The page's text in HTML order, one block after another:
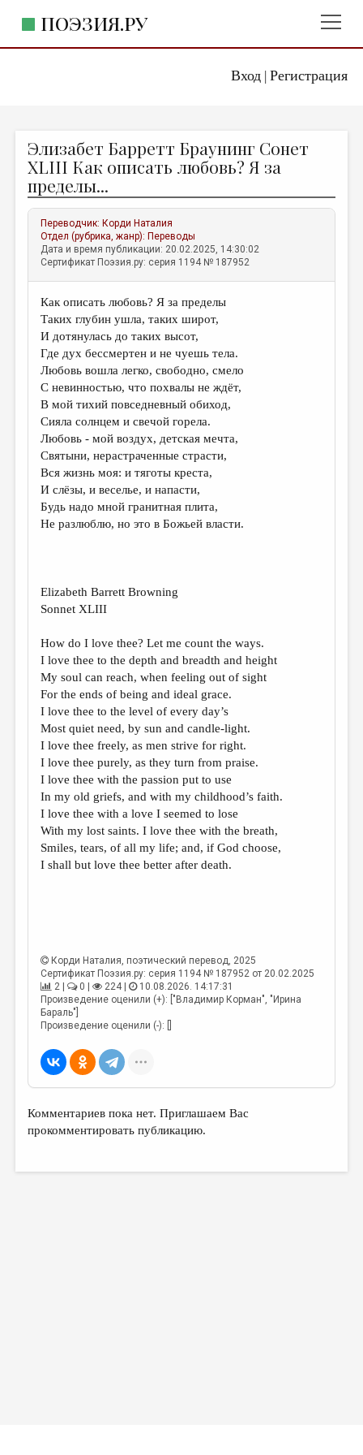
Вход| Регистрация
ПОЭЗИЯ.РУ
ЖАНРЫ
АВТОРЫ
КОММЕНТАРИИ
ЛИТСАЛОН
НОВОСТИ
ПРАВИЛА САЙТА
ОТДЕЛЫ И РУБРИКИ
ИЗБРАННОЕ
ДАЙДЖЕСТ
ПРОИЗВЕДЕНИЯ
ПЕРЕВОДЫ
КОНКУРСЫ
ДЕТСКАЯ КОМНАТА
КНИЖНАЯ ПОЛКА
СТРАНИЦЫ ПАМЯТИ
ОБЪЯВЛЕНИЯ
КОЛОНКА РЕДАКТОРА
РЕДКОЛЛЕГИЯ
ОТ РЕДАКЦИИ
МАЛАЯ ПРОЗА
ЭССЕИСТИКА
ЛИТЕРАТУРОВЕДЕНИЕ
КУЛЬТУРОВЕДЕНИЕ
ПУБЛИЦИСТИКА
МЕДИА
ВКОНТАКТЕ
Элизабет Барретт Браунинг Сонет
XLIII Как описать любовь? Я за
пределы...
Переводчик: Корди Наталия
Отдел (рубрика, жанр): Переводы
Дата и время публикации: 20.02.2025, 14:30:02
Сертификат Поэзия.ру: серия 1194 № 187952
Как описать любовь? Я за пределы
Таких глубин ушла, таких широт,
И дотянулась до таких высот,
Где дух бессмертен и не чуешь тела.
Любовь вошла легко, свободно, смело
С невинностью, что похвалы не ждёт,
В мой тихий повседневный обиход,
Сияла солнцем и свечой горела.
Любовь - мой воздух, детская мечта,
Святыни, нерастраченные страсти,
Вся жизнь моя: и тяготы креста,
И слёзы, и веселье, и напасти,
Будь надо мной гранитная плита,
Не разлюблю, но это в Божьей власти.
Elizabeth Barrett Browning
Sonnet XLIII
How do I love thee? Let me count the ways.
I love thee to the depth and breadth and height
My soul can reach, when feeling out of sight
For the ends of being and ideal grace.
I love thee to the level of every day’s
Most quiet need, by sun and candle-light.
I love thee freely, as men strive for right.
I love thee purely, as they turn from praise.
I love thee with the passion put to use
In my old griefs, and with my childhood’s faith.
I love thee with a love I seemed to lose
With my lost saints. I love thee with the breath,
Smiles, tears, of all my life; and, if God choose,
I shall but love thee better after death.
Корди Наталия, поэтический перевод, 2025
Сертификат Поэзия.ру: серия 1194 № 187952 от 20.02.2025
2 |
0 | 224 |
10.08.2026. 14:17:31
Произведение оценили (+): ["Владимир Корман", "Ирина
Бараль"]
Произведение оценили (-): []
Комментариев пока нет. Приглашаем Вас
прокомментировать публикацию.